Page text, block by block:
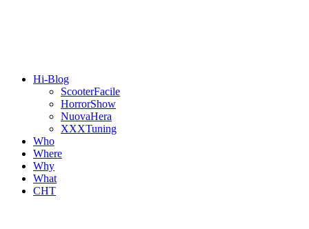
Hi-Blog
ScooterFacile
HorrorShow
NuovaHera
XXXTuning
Who
Where
Why
What
CHT